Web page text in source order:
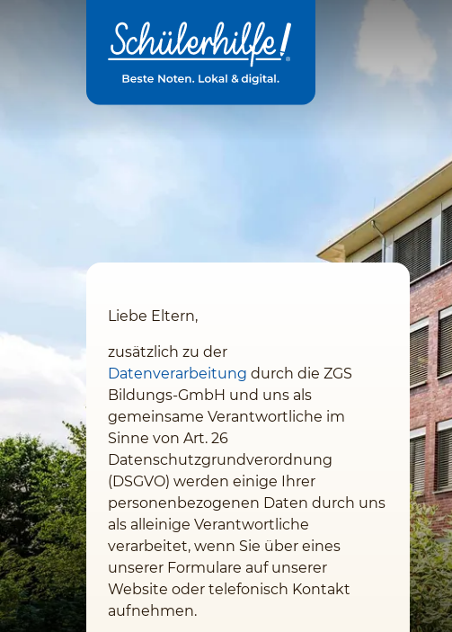
Liebe Eltern,
zusätzlich zu der
Datenverarbeitung durch die ZGS
Bildungs-GmbH und uns als
gemeinsame Verantwortliche im
Sinne von Art. 26
Datenschutzgrundverordnung
(DSGVO) werden einige Ihrer
personenbezogenen Daten durch uns
als alleinige Verantwortliche
verarbeitet, wenn Sie über eines
unserer Formulare auf unserer
Website oder telefonisch Kontakt
aufnehmen.